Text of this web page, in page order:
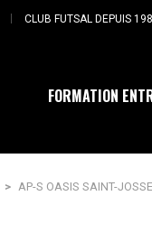
CLUB FUTSAL DEPUIS
FORMATION
> AP-S OASIS SAINT-